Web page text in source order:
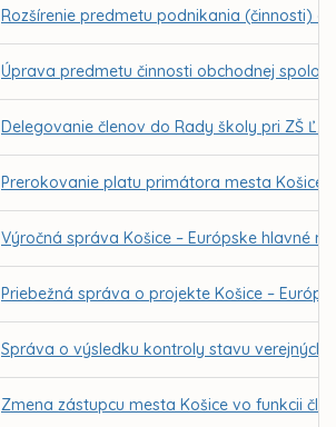
Rozšírenie predmetu podnikania (činnosti)
Úprava predmetu činnosti obchodnej
Delegovanie členov do Rady školy pri ZŠ Ľ.
Prerokovanie platu primátora mesta Košice
Výročná správa Košice – Európske hlavné
Priebežná správa o projekte Košice –
Správa o výsledku kontroly stavu verejných
Zmena zástupcu mesta Košice vo funkcii